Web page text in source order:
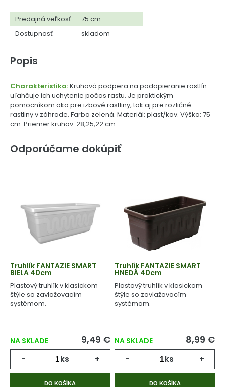
Predajná veľkosť
75 cm
Dostupnosť
skladom
Popis
Charakteristika:Kruhová podpera na podopieranie rastlín
uľahčuje ich uchytenie počas rastu. Je praktickým
pomocníkom ako pre izbové rastliny, tak aj pre rozličné
rastliny v záhrade. Farba zelená. Materiál: plast/kov. Výška: 75
cm. Priemer kruhov: 28,25,22 cm.
Odporúčame dokúpiť
Truhlík FANTAZIE SMART
BIELA 40cm
Plastový truhlík v klasickom
štýle so zavlažovacím
systémom.
NA SKLADE 9,49 €
- ks +
DO KOŠÍKA
Truhlík FANTAZIE SMART
HNEDÁ 40cm
Plastový truhlík v klasickom
štýle so zavlažovacím
systémom.
NA SKLADE 8,99 €
- ks +
DO KOŠÍKA